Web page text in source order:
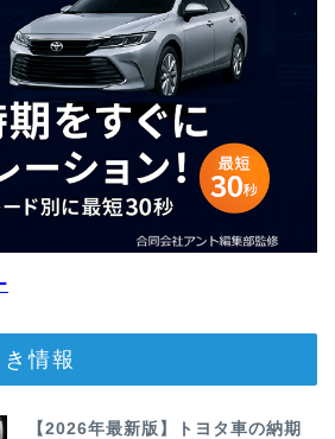
情報
【2026年最新版】トヨタ車の納期